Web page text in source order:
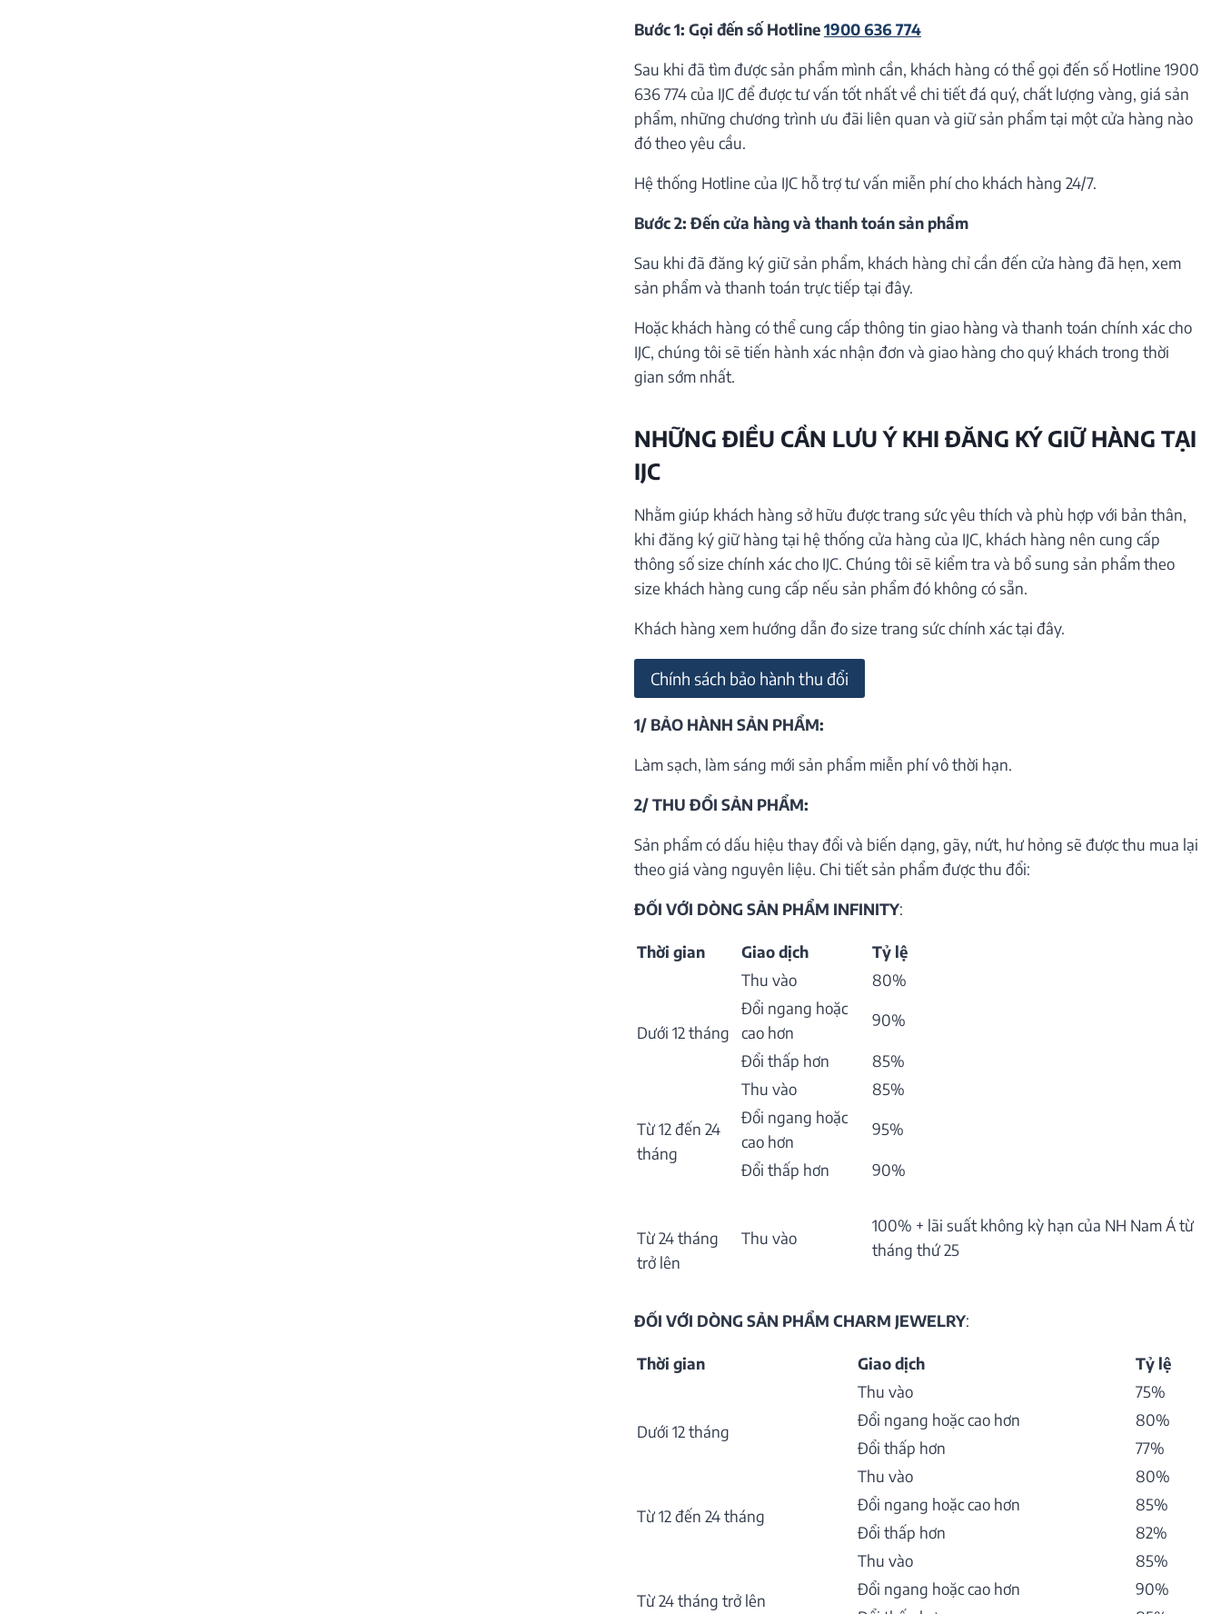
Bước 1: Gọi đến số Hotline1900 636 774
Sau khi đã tìm được sản phẩm mình cần, khách hàng có thể gọi đến số Hotline 1900
636 774 của IJC để được tư vấn tốt nhất về chi tiết đá quý, chất lượng vàng, giá sản
phẩm, những chương trình ưu đãi liên quan và giữ sản phẩm tại một cửa hàng nào
đó theo yêu cầu.
Hệ thống Hotline của IJC hỗ trợ tư vấn miễn phí cho khách hàng 24/7.
Bước 2: Đến cửa hàng và thanh toán sản phẩm
Sau khi đã đăng ký giữ sản phẩm, khách hàng chỉ cần đến cửa hàng đã hẹn, xem
sản phẩm và thanh toán trực tiếp tại đây.
Hoặc khách hàng có thể cung cấp thông tin giao hàng và thanh toán chính xác cho
IJC, chúng tôi sẽ tiến hành xác nhận đơn và giao hàng cho quý khách trong thời
gian sớm nhất.
NHỮNG ĐIỀU CẦN LƯU Ý KHI ĐĂNG KÝ GIỮ HÀNG TẠI
IJC
Nhằm giúp khách hàng sở hữu được trang sức yêu thích và phù hợp với bản thân,
khi đăng ký giữ hàng tại hệ thống cửa hàng của IJC, khách hàng nên cung cấp
thông số size chính xác cho IJC. Chúng tôi sẽ kiểm tra và bổ sung sản phẩm theo
size khách hàng cung cấp nếu sản phẩm đó không có sẵn.
Khách hàng xem hướng dẫn đo size trang sức chính xác tại đây.
Chính sách bảo hành thu đổi
1/ BẢO HÀNH SẢN PHẨM:
Làm sạch, làm sáng mới sản phẩm miễn phí vô thời hạn.
2/ THU ĐỔI SẢN PHẨM:
Sản phẩm có dấu hiệu thay đổi và biến dạng, gãy, nứt, hư hỏng sẽ được thu mua lại
theo giá vàng nguyên liệu. Chi tiết sản phẩm được thu đổi:
ĐỐI VỚI DÒNG SẢN PHẨM INFINITY:
Thời gian Giao dịch Tỷ lệ
Dưới 12 tháng
Thu vào
80%
Đổi ngang hoặc
cao hơn
90%
Đổi thấp hơn 85%
Từ 12 đến 24
tháng
Thu vào
85%
Đổi ngang hoặc
cao hơn
95%
Đổi thấp hơn 90%
Từ 24 tháng
trở lên
Thu vào
100% + lãi suất không kỳ hạn của NH Nam Á từ
tháng thứ 25
ĐỐI VỚI DÒNG SẢN PHẨM CHARM JEWELRY:
Thời gian Giao dịch Tỷ lệ
Dưới 12 tháng
Thu vào
75%
Đổi ngang hoặc cao hơn
80%
Đổi thấp hơn
77%
Từ 12 đến 24 tháng
Thu vào
80%
Đổi ngang hoặc cao hơn
85%
Đổi thấp hơn
82%
Từ 24 tháng trở lên
Thu vào
85%
Đổi ngang hoặc cao hơn
90%